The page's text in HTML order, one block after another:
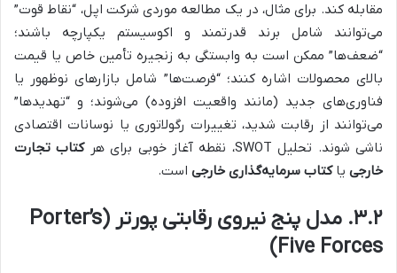
مقابله کند. برای مثال، در یک مطالعه موردی شرکت اپل، “نقاط قوت”
می‌توانند شامل برند قدرتمند و اکوسیستم یکپارچه باشند؛
“ضعف‌ها” ممکن است به وابستگی به زنجیره تأمین خاص یا قیمت
بالای محصولات اشاره کنند؛ “فرصت‌ها” شامل بازارهای نوظهور یا
فناوری‌های جدید (مانند واقعیت افزوده) می‌شوند؛ و “تهدیدها”
می‌توانند از رقابت شدید، تغییرات رگولاتوری یا نوسانات اقتصادی
ناشی شوند. تحلیل SWOT، نقطه آغاز خوبی برای هر
کتاب تجارت
خارجی یاکتاب سرمایه‌گذاری خارجی است.
۳.۲. مدل پنج نیروی رقابتی پورتر (Porter’s
Five Forces)